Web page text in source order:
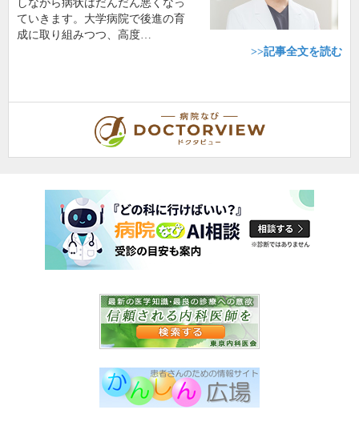
しながら病状はだんだん悪くなっ
ていきます。大学病院で後進の育
成に取り組みつつ、高度…
>>記事全文を読む